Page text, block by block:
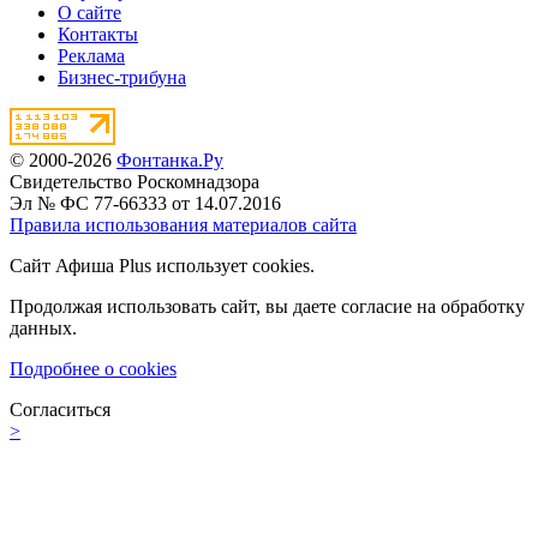
О сайте
Контакты
Реклама
Бизнес-трибуна
© 2000-2026 Фонтанка.Ру
Свидетельство Роскомнадзора
Эл № ФС 77-66333 от 14.07.2016
Правила использования материалов сайта
Сайт Афиша Plus использует cookies.
Продолжая использовать сайт, вы даете согласие на обработку
данных.
Подробнее о cookies
Согласиться
>